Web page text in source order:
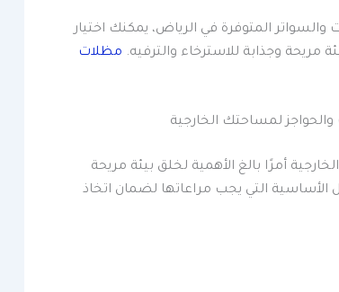
المتوفرة في الرياض، يمكنك اختيار
مريحة وجذابة للاسترخاء والترفيه. مظلات
أمرًا بالغ الأهمية لخلق بيئة مريحة
الأساسية التي يجب مراعاتها لضمان اتخاذ